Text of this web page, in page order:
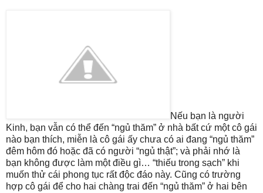
Nếu bạn là người
Kinh, bạn vẫn có thể đến “ngủ thăm” ở nhà bất cứ một cô gái
nào bạn thích, miễn là cô gái ấy chưa có ai đang “ngủ thăm”
đêm hôm đó hoặc đã có người “ngủ thật”; và phải nhớ là
bạn không được làm một điều gì… “thiếu trong sạch” khi
muốn thử cái phong tục rất độc đáo này. Cũng có trường
hợp cô gái để cho hai chàng trai đến “ngủ thăm” ở hai bên